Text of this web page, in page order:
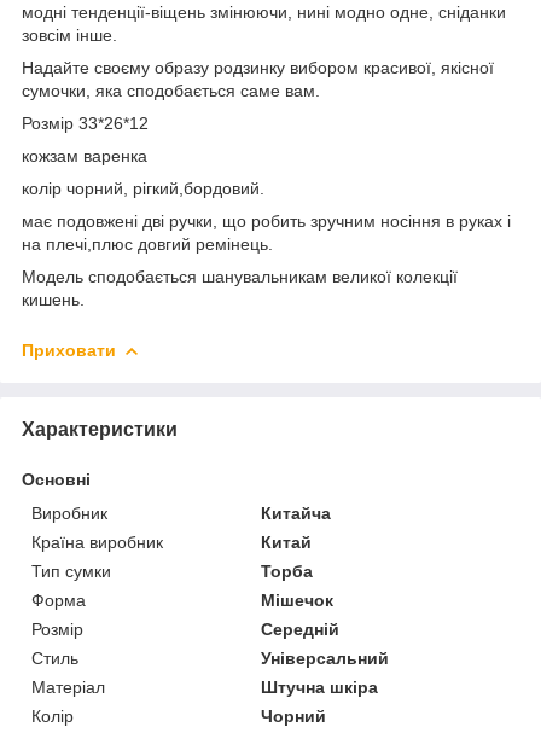
модні тенденції-віщень змінюючи, нині модно одне, сніданки
зовсім інше.
Надайте своєму образу родзинку вибором красивої, якісної
сумочки, яка сподобається саме вам.
Розмір 33*26*12
кожзам варенка
колір чорний, рігкий,бордовий.
має подовжені дві ручки, що робить зручним носіння в руках і
на плечі,плюс довгий ремінець.
Модель сподобається шанувальникам великої колекції
кишень.
Приховати
Характеристики
Основні
Виробник
Китайча
Країна виробник
Китай
Тип сумки
Торба
Форма
Мішечок
Розмір
Середній
Стиль
Універсальний
Матеріал
Штучна шкіра
Колір
Чорний